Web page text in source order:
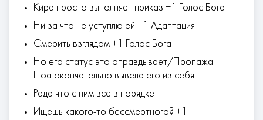
Кира просто выполняет приказ +1 Голос Бога
Ни за что не уступлю ей +1 Адаптация
Смерить взглядом +1 Голос Бога
Но его статус это оправдывает/Пропажа
Ноа окончательно вывела его из себя
Рада что с ним все в порядке
Ищешь какого-то бессмертного? +1